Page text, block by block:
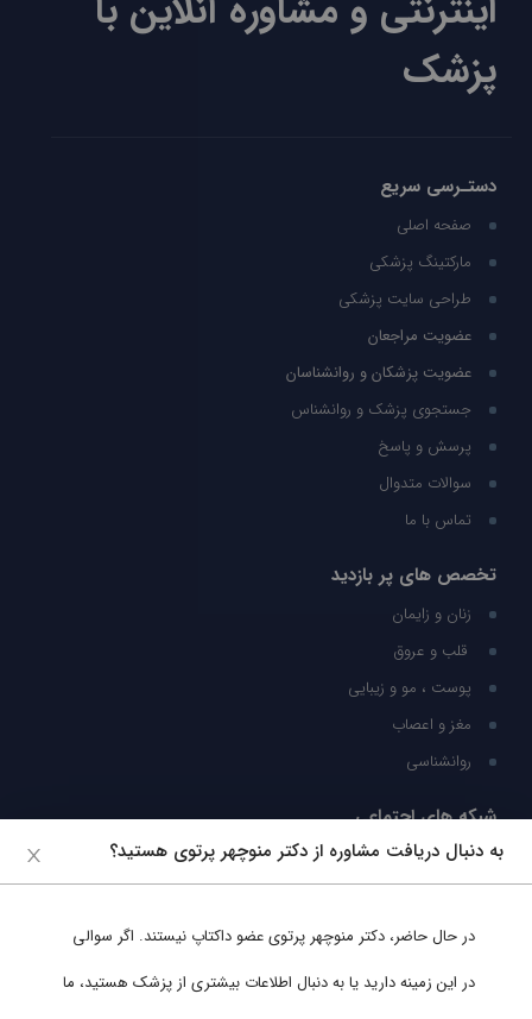
پزشک
دستـرسی سریع
صفحه اصلی
مارکتینگ پزشکی
طراحی سایت پزشکی
عضویت مراجعان
عضویت پزشکان و روانشناسان
جستجوی پزشک و روانشناس
پرسش و پاسخ
سوالات متدوال
تماس با ما
تخصص های پر بازدید
زنان و زایمان
قلب و عروق
پوست ، مو و زیبایی
مغز و اعصاب
روانشناسی
شبکه های اجتماعی
ما را در شبکه های اجتماعی دنبال کنید
به دنبال دریافت مشاوره از دکتر منوچهر پرتوی هستید؟
در حال حاضر، دکتر منوچهر پرتویعضو داکتاپ نیستند. اگر سوالی
در این زمینه دارید یا به دنبال اطلاعات بیشتری از پزشک هستید، ما